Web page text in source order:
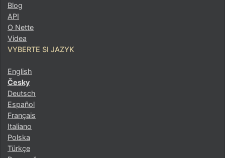
Blog
API
O Nette
Videa
VYBERTE SI JAZYK
English
Česky
Deutsch
Español
Français
Italiano
Polska
Türkçe